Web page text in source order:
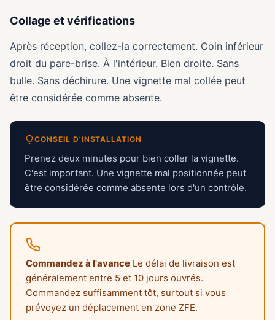
Collage et vérifications
Après réception, collez-la correctement. Coin inférieur
droit du pare-brise. À l'intérieur. Bien droite. Sans
bulle. Sans déchirure. Une vignette mal collée peut
être considérée comme absente.
CONSEIL D'INSTALLATION
Prenez deux minutes pour bien coller la vignette.
C'est important. Une vignette mal positionnée peut
être considérée comme absente lors d'un contrôle.
Commandez à l'avance Le délai de livraison est
généralement entre 5 et 10 jours ouvrés.
Commandez suffisamment tôt, surtout si vous
prévoyez un déplacement en zone ZFE.